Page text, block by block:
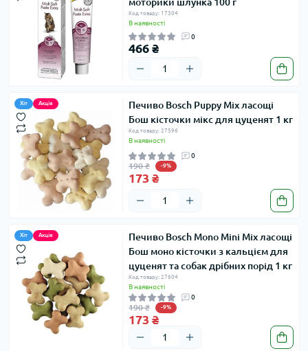
Код товару: 17304
В наявності
0
466 ₴
Хіт Акція
Печиво Bosch Puppy Mix ласощі
Бош кісточки мікс для цуценят 1 кг
Код товару: 27596
В наявності
0
190 ₴ -9%
173 ₴
Хіт Акція
Печиво Bosch Mono Mini Mix ласощі
Бош моно кісточки з кальцієм для
цуценят та собак дрібних порід 1 кг
Код товару: 27604
В наявності
0
190 ₴ -9%
173 ₴